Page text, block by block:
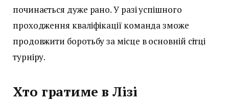
починається дуже рано. У разі успішного
проходження кваліфікації команда зможе
продовжити боротьбу за місце в основній сітці
турніру.
Хто гратиме в Лізі